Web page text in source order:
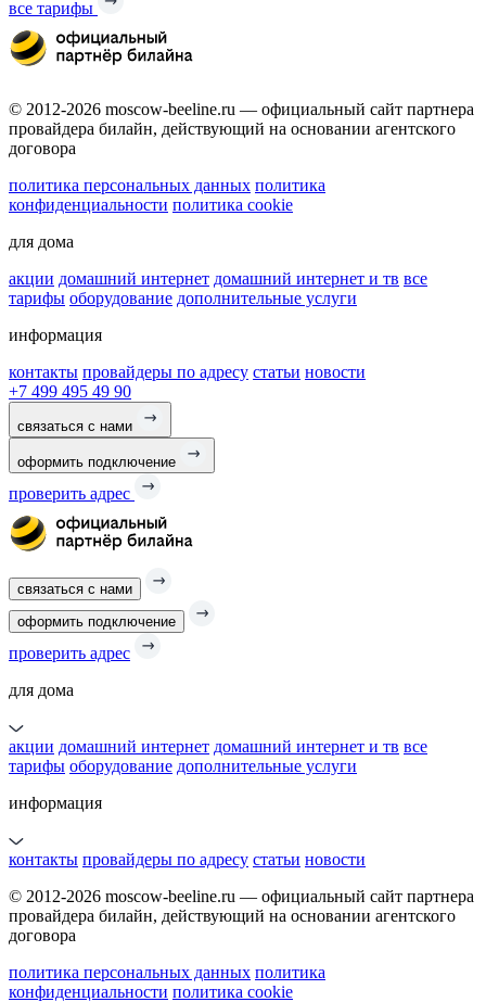
все тарифы
© 2012-2026 moscow-beeline.ru — официальный сайт партнера
провайдера билайн, действующий на основании агентского
договора
политика персональных данных политика
конфиденциальности политика cookie
для дома
акции домашний интернет домашний интернет и тв все
тарифы оборудование дополнительные услуги
информация
контакты провайдеры по адресу статьи новости
+7 499 495 49 90
связаться с нами
оформить подключение
проверить адрес
связаться с нами
оформить подключение
проверить адрес
для дома
акции домашний интернет домашний интернет и тв все
тарифы оборудование дополнительные услуги
информация
контакты провайдеры по адресу статьи новости
© 2012-2026 moscow-beeline.ru — официальный сайт партнера
провайдера билайн, действующий на основании агентского
договора
политика персональных данных политика
конфиденциальности политика cookie